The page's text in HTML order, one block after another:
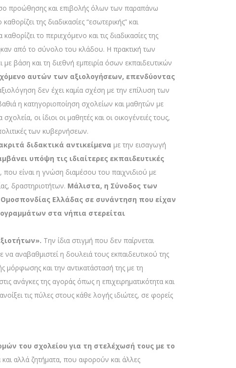
προώθησης και επιβολής όλων των παραπάνω
της διαδικασίες “εσωτερικής” και
το περιεχόμενο και τις διαδικασίες της
από το σύνολο του κλάδου. Η πρακτική των
βάση και τη διεθνή εμπειρία όσων εκπαιδευτικών
αυτών των αξιολογήσεων, επενδύοντας
δεν έχει καμία σχέση με την επίλυση των
η κατηγοριοποίηση σχολείων και μαθητών με
οι ίδιοι οι μαθητές και οι οικογένειές τους,
των κυβερνήσεων.
διδακτικά αντικείμενα με την εισαγωγή
υπόψη τις ιδιαίτερες εκπαιδευτικές
είναι η γνώση διαμέσου του παιχνιδιού με
δραστηριοτήτων. Μάλιστα, η Σύνοδος των
Ελλάδας σε συνάντηση που είχαν
στα νήπια στερείται
Την ίδια στιγμή που δεν παίρνεται
αναβαθμιστεί η δουλειά τους εκπαιδευτικού της
και την αντικατάστασή της με τη
ανάγκες της αγοράς όπως η επιχειρηματικότητα και
τις πύλες στους κάθε λογής ιδιώτες, σε φορείς
του σχολείου για τη στελέχωσή τους με το
αλλά ζητήματα, που αφορούν και άλλες